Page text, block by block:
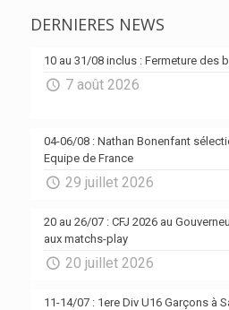
DERNIERES NEWS
10 au 31/08 inclus : Fermeture des
7 août 2026
04-06/08 : Nathan Bonenfant
Equipe de France
29 juillet 2026
20 au 26/07 : CFJ 2026 au
aux matchs-play
20 juillet 2026
11-14/07 : 1ere Div U16 Garçons à